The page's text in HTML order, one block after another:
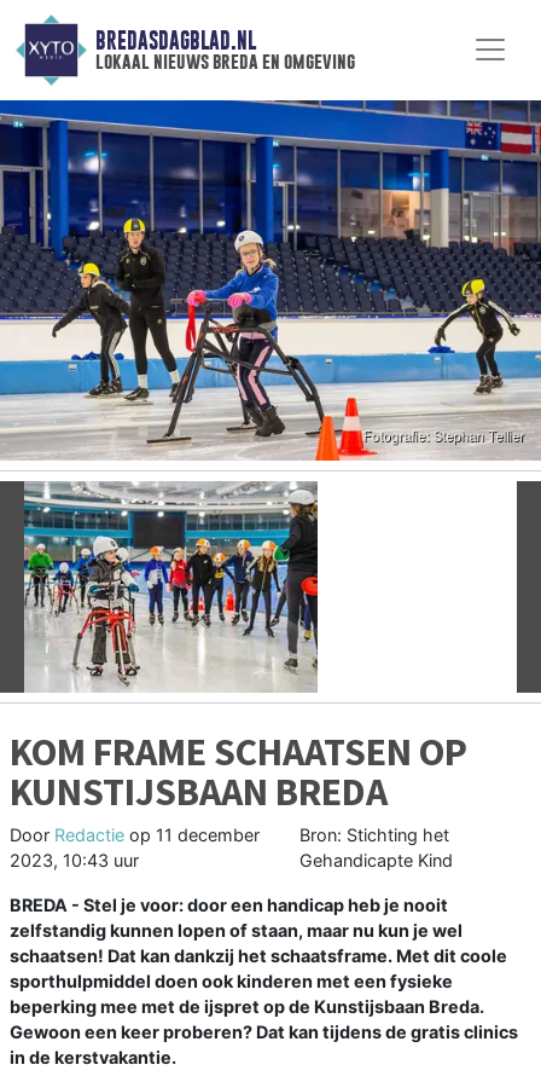
BREDASDAGBLAD.NL
lokaal nieuws breda en omgeving
Vorige
KOM FRAME SCHAATSEN OP
KUNSTIJSBAAN BREDA
Door Redactie op 11 december
2023, 10:43 uur
Bron: Stichting het
Gehandicapte Kind
BREDA - Stel je voor: door een handicap heb je nooit
zelfstandig kunnen lopen of staan, maar nu kun je wel
schaatsen! Dat kan dankzij het schaatsframe. Met dit coole
sporthulpmiddel doen ook kinderen met een fysieke
beperking mee met de ijspret op de Kunstijsbaan Breda.
Gewoon een keer proberen? Dat kan tijdens de gratis clinics
in de kerstvakantie.